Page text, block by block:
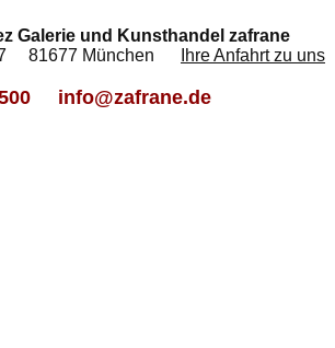
Galerie und Kunsthandel zafrane
7 81677 München
Ihre Anfahrt zu uns
info@zafrane.de